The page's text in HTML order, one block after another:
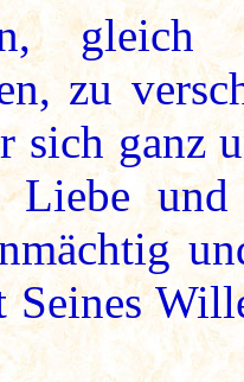
zu
sich ganz
und
Seines